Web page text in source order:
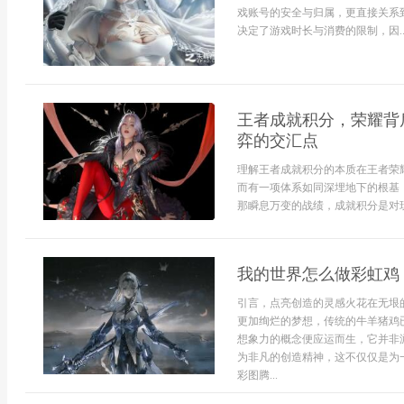
戏账号的安全与归属，更直接关
决定了游戏时长与消费的限制，因
王者成就积分，荣耀
弈的交汇点
理解王者成就积分的本质在王者
而有一项体系如同深埋地下的根
那瞬息万变的战绩，成就积分是
我的世界怎么做彩虹
引言，点亮创造的灵感火花在无
更加绚烂的梦想，传统的牛羊猪
想象力的概念便应运而生，它并
为非凡的创造精神，这不仅仅是
彩图腾...